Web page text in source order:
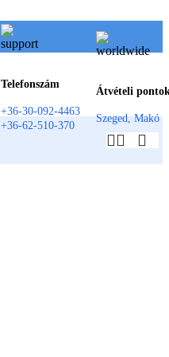
Telefonszám
+36-30-092-4463
+36-62-510-370
Átvételi
Szeged, Makó